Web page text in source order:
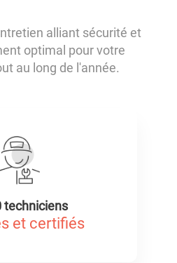
alliant sécurité et
optimal pour votre
au long de l'année.
techniciens
et certifiés